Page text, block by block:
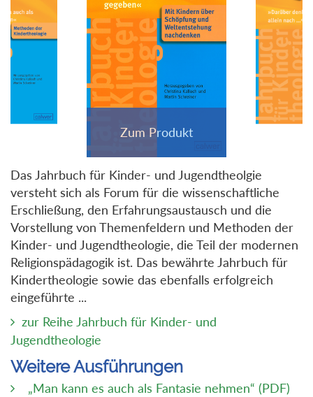
Das Jahrbuch für Kinder- und Jugendtheolgie
versteht sich als Forum für die wissenschaftliche
Erschließung, den Erfahrungsaustausch und die
Vorstellung von Themenfeldern und Methoden der
Kinder- und Jugendtheologie, die Teil der modernen
Religionspädagogik ist. Das bewährte Jahrbuch für
Kindertheologie sowie das ebenfalls erfolgreich
eingeführte ...
zur Reihe Jahrbuch für Kinder- und
Jugendtheologie
Weitere Ausführungen
„Man kann es auch als Fantasie nehmen“ (PDF)